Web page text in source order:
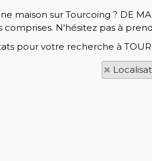
maison sur Tourcoing ? DE
N'hésitez pas à
pour votre recherche à